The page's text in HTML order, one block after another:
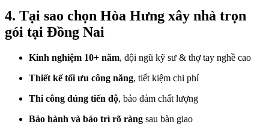
4. Tại sao chọn Hòa Hưng xây nhà trọn
gói tại Đồng Nai
Kinh nghiệm 10+ năm, đội ngũ kỹ sư & thợ tay nghề cao
Thiết kế tối ưu công năng, tiết kiệm chi phí
Thi công đúng tiến độ, bảo đảm chất lượng
Bảo hành và bảo trì rõ ràng sau bàn giao